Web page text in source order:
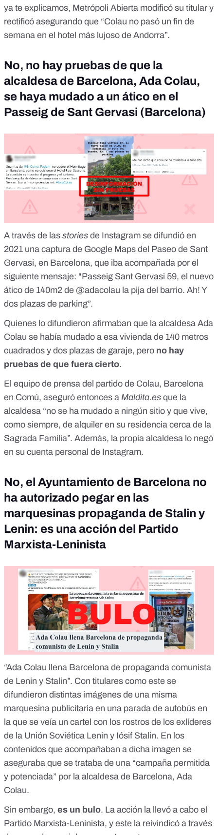
ya te explicamos, Metrópoli Abierta modificó su titular y
rectificó asegurando que “Colau no pasó un fin de
semana en el hotel más lujoso de Andorra”.
No, no hay pruebas de que la
alcaldesa de Barcelona, Ada Colau,
se haya mudado a un ático en el
Passeig de Sant Gervasi (Barcelona)
A través de las stories de Instagram se difundió en
2021 una captura de Google Maps del Paseo de Sant
Gervasi, en Barcelona, que iba acompañada por el
siguiente mensaje: "Passeig Sant Gervasi 59, el nuevo
ático de 140m2 de @adacolau la pija del barrio. Ah! Y
dos plazas de parking”.
Quienes lo difundieron afirmaban que la alcaldesa Ada
Colau se había mudado a esa vivienda de 140 metros
cuadrados y dos plazas de garaje, pero no hay
pruebas de que fuera cierto.
El equipo de prensa del partido de Colau, Barcelona
en Comú, aseguró entonces a Maldita.es que la
alcaldesa “no se ha mudado a ningún sitio y que vive,
como siempre, de alquiler en su residencia cerca de la
Sagrada Familia”. Además, la propia alcaldesa lo negó
en su cuenta personal de Instagram.
No, el Ayuntamiento de Barcelona no
ha autorizado pegar en las
marquesinas propaganda de Stalin y
Lenin: es una acción del Partido
Marxista-Leninista
“Ada Colau llena Barcelona de propaganda comunista
de Lenin y Stalin”. Con titulares como este se
difundieron distintas imágenes de una misma
marquesina publicitaria en una parada de autobús en
la que se veía un cartel con los rostros de los exlíderes
de la Unión Soviética Lenin y Iósif Stalin. En los
contenidos que acompañaban a dicha imagen se
aseguraba que se trataba de una “campaña permitida
y potenciada” por la alcaldesa de Barcelona, Ada
Colau.
Sin embargo, es un bulo. La acción la llevó a cabo el
Partido Marxista-Leninista, y este la reivindicó a través